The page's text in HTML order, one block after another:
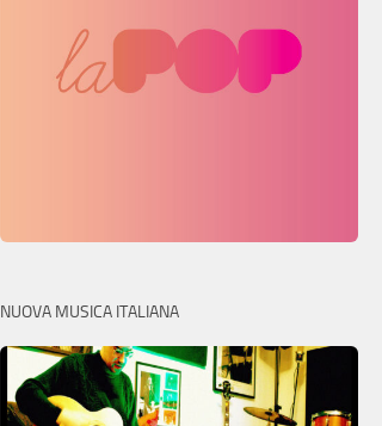
NUOVA MUSICA ITALIANA